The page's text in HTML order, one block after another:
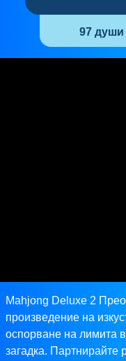
97 души
Mahjong Deluxe 2
произведение на
оспорване на лимита
загадка. Партнирайте